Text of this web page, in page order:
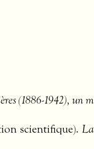
(1886-1942), un
scientifique).